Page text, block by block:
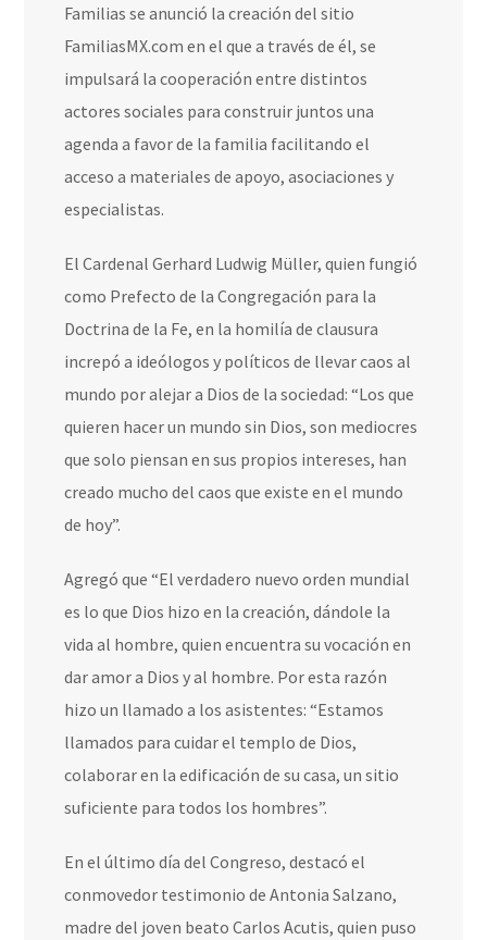
Familias se anunció la creación del sitio
FamiliasMX.com en el que a través de él, se
impulsará la cooperación entre distintos
actores sociales para construir juntos una
agenda a favor de la familia facilitando el
acceso a materiales de apoyo, asociaciones y
especialistas.
El Cardenal Gerhard Ludwig Müller, quien fungió
como Prefecto de la Congregación para la
Doctrina de la Fe, en la homilía de clausura
increpó a ideólogos y políticos de llevar caos al
mundo por alejar a Dios de la sociedad: “Los que
quieren hacer un mundo sin Dios, son mediocres
que solo piensan en sus propios intereses, han
creado mucho del caos que existe en el mundo
de hoy”.
Agregó que “El verdadero nuevo orden mundial
es lo que Dios hizo en la creación, dándole la
vida al hombre, quien encuentra su vocación en
dar amor a Dios y al hombre. Por esta razón
hizo un llamado a los asistentes: “Estamos
llamados para cuidar el templo de Dios,
colaborar en la edificación de su casa, un sitio
suficiente para todos los hombres”.
En el último día del Congreso, destacó el
conmovedor testimonio de Antonia Salzano,
madre del joven beato Carlos Acutis, quien puso